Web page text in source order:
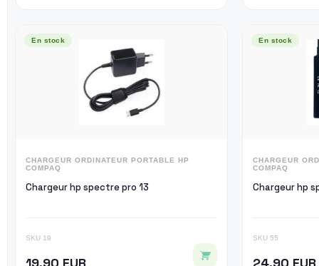
En stock
CHARGEUR ORDINATEUR PORTABLE HP
COMPAQ
Chargeur hp spectre pro 13
SKU 19
En stock
CHARGEUR
COMPAQ
SKU 55